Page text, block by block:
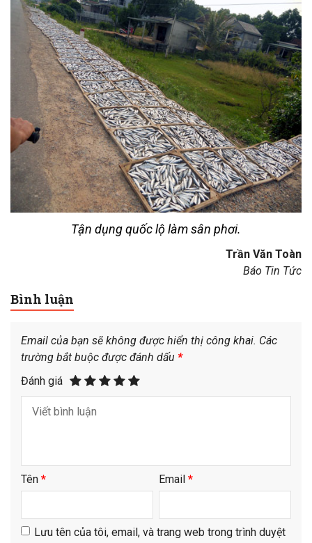
Tận dụng quốc lộ làm sân phơi.
Trần Văn Toàn
Báo Tin Tức
Bình luận
Email của bạn sẽ không được hiển thị công khai. Các
trường bắt buộc được đánh dấu *
Đánh giá
Tên * Email *
Lưu tên của tôi, email, và trang web trong trình duyệt